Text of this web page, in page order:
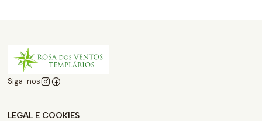
Siga-nos
LEGAL E COOKIES